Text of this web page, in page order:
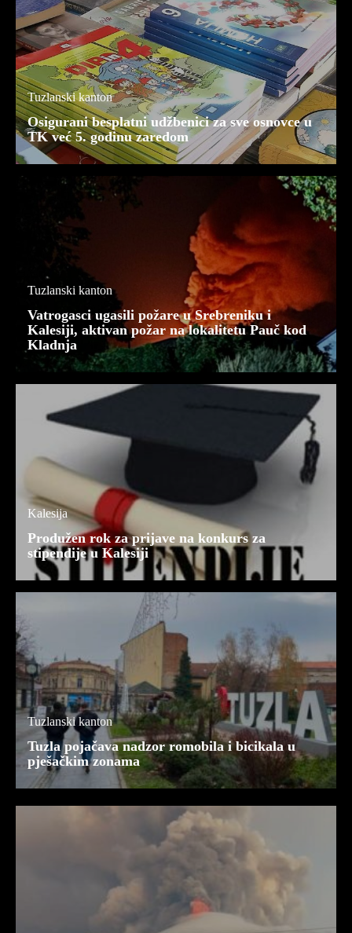
Tuzlanski kanton
Osigurani besplatni udžbenici za sve osnovce u
TK već 5. godinu zaredom
Tuzlanski kanton
Vatrogasci ugasili požare u Srebreniku i
Kalesiji, aktivan požar na lokalitetu Pauč kod
Kladnja
Kalesija
Produžen rok za prijave na konkurs za
stipendije u Kalesiji
Tuzlanski kanton
Tuzla pojačava nadzor romobila i bicikala u
pješačkim zonama